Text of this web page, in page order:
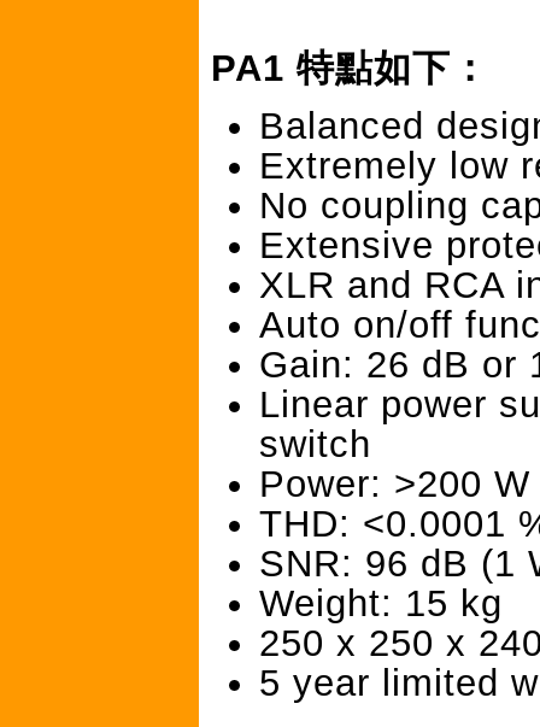
PA1 特點如下：
Balanced
Extremely low
No coupling
Extensive
XLR and RCA
Auto on/off
Gain: 26 dB or
Linear power
switch
Power: >200
THD: <0.0001
SNR: 96 dB (1
Weight: 15 kg
250 x 250 x
5 year limited